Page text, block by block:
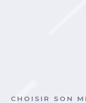
CHOISIR SON